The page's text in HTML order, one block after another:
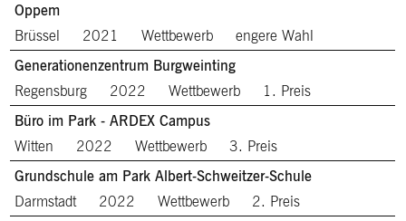
Oppem
Brüssel
2021 Wettbewerb
engere Wahl
Generationenzentrum Burgweinting
Regensburg
2022 Wettbewerb
1. Preis
Büro im Park - ARDEX Campus
Witten
2022 Wettbewerb
3. Preis
Grundschule am Park Albert-Schweitzer-Schule
Darmstadt
2022 Wettbewerb
2. Preis